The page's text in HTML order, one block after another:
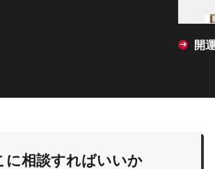
開
に相談すればいいか